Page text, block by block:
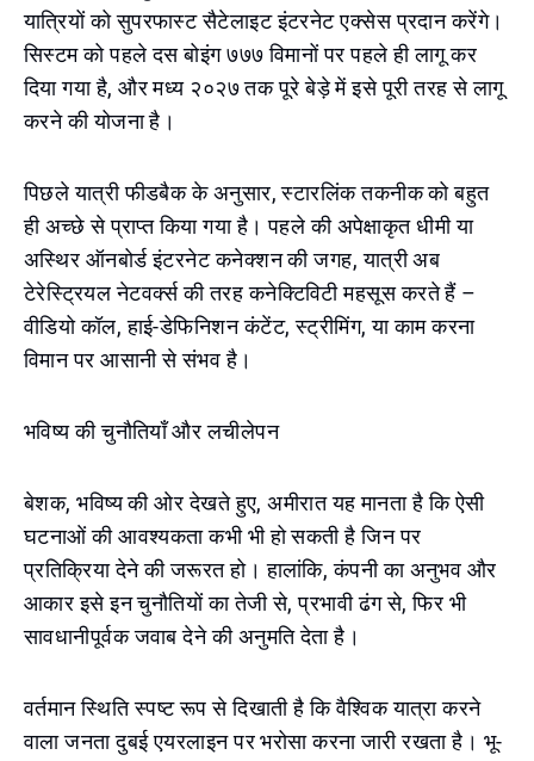
यात्रियों को सुपरफास्ट सैटेलाइट इंटरनेट एक्सेस प्रदान करेंगे।
सिस्टम को पहले दस बोइंग ७७७ विमानों पर पहले ही लागू कर
दिया गया है, और मध्य २०२७ तक पूरे बेड़े में इसे पूरी तरह से लागू
करने की योजना है।
पिछले यात्री फीडबैक के अनुसार, स्टारलिंक तकनीक को बहुत
ही अच्छे से प्राप्त किया गया है। पहले की अपेक्षाकृत धीमी या
अस्थिर ऑनबोर्ड इंटरनेट कनेक्शन की जगह, यात्री अब
टेरेस्ट्रियल नेटवर्क्स की तरह कनेक्टिविटी महसूस करते हैं –
वीडियो कॉल, हाई-डेफिनिशन कंटेंट, स्ट्रीमिंग, या काम करना
विमान पर आसानी से संभव है।
भविष्य की चुनौतियाँ और लचीलेपन
बेशक, भविष्य की ओर देखते हुए, अमीरात यह मानता है कि ऐसी
घटनाओं की आवश्यकता कभी भी हो सकती है जिन पर
प्रतिक्रिया देने की जरूरत हो। हालांकि, कंपनी का अनुभव और
आकार इसे इन चुनौतियों का तेजी से, प्रभावी ढंग से, फिर भी
सावधानीपूर्वक जवाब देने की अनुमति देता है।
वर्तमान स्थिति स्पष्ट रूप से दिखाती है कि वैश्विक यात्रा करने
वाला जनता दुबई एयरलाइन पर भरोसा करना जारी रखता है। भू-